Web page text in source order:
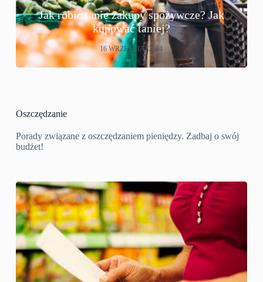
Jak robić tanie zakupy spożywcze? Jak
kupować taniej?
16 WRZEŚNIA, 2024
Oszczędzanie
Porady związane z oszczędzaniem pieniędzy. Zadbaj o swój
budżet!